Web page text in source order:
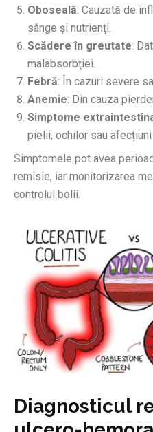
Oboseală: Cauzată de
sânge și nutrienți.
Scădere în greutate:
malabsorbției.
Febră: În cazuri severe
Anemie: Din cauza
Simptome
pielii, ochilor sau
Simptomele pot avea
remisie, iar monitorizarea
controlul bolii.
Diagnosticul